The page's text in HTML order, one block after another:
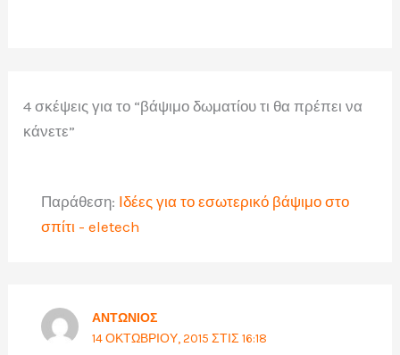
4 σκέψεις για το “βάψιμο δωματίου τι θα πρέπει να
κάνετε”
Παράθεση: Ιδέες για το εσωτερικό βάψιμο στο
σπίτι - eletech
ΑΝΤΏΝΙΟΣ
14 ΟΚΤΩΒΡΊΟΥ, 2015 ΣΤΙΣ 16:18